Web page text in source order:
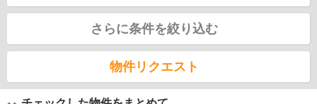
さらに条件を絞り込む
物件リクエスト